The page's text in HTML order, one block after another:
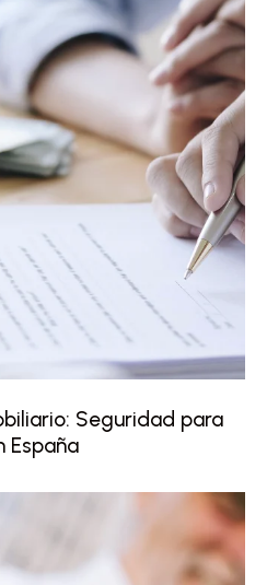
Seguridad para
España